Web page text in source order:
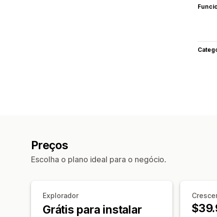
Preços
Escolha o plano ideal para o negócio.
Explorador
Grátis para instalar